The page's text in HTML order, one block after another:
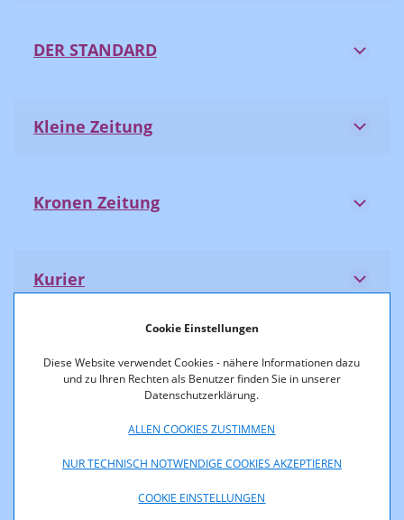
Cookie Einstellungen
Diese Website verwendet Cookies - nähere Informationen dazu
und zu Ihren Rechten als Benutzer finden Sie in unserer
Datenschutzerklärung.
ALLEN COOKIES ZUSTIMMEN
NUR TECHNISCH NOTWENDIGE COOKIES AKZEPTIEREN
COOKIE EINSTELLUNGEN
DER STANDARD
Kleine Zeitung
Kronen Zeitung
Kurier
NEUE Vorarlberger Tageszeitung
Oberösterreichisches Volksblatt